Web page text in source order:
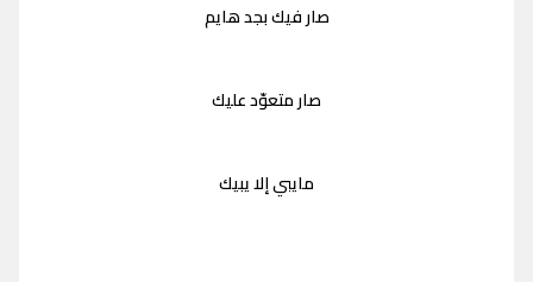
صار فيك بجد هايم
صار متعوّد عليك
مايبي إلا يبيك